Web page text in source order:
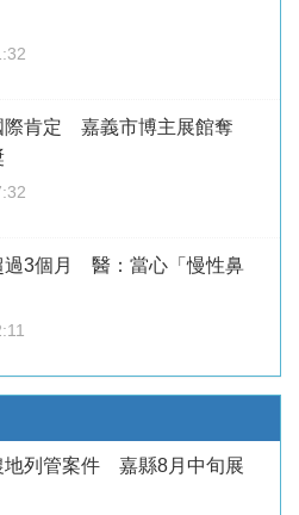
際肯定 嘉義市博主展館奪
過3個月 醫：當心「慢性鼻
地列管案件 嘉縣8月中旬展